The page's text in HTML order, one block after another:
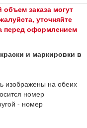
заказа могут
уточняйте
перед оформлением
и маркировки в
изображены на обеих
номер
- номер